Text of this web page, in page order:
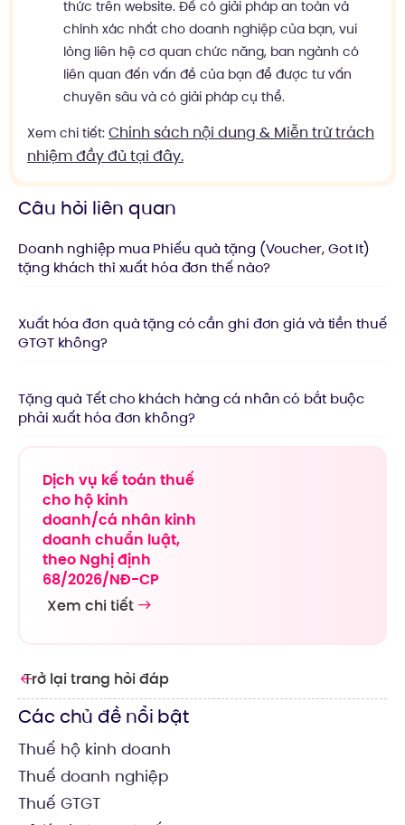
Trở lại trang hỏi đáp
Các chủ đề nổi bật
Thuế hộ kinh doanh
Thuế doanh nghiệp
Thuế GTGT
thức trên website. Để có giải pháp an toàn và
chính xác nhất cho doanh nghiệp của bạn, vui
lòng liên hệ cơ quan chức năng, ban ngành có
liên quan đến vấn đề của bạn để được tư vấn
chuyên sâu và có giải pháp cụ thể.
Xem chi tiết: Chính sách nội dung & Miễn trừ trách
nhiệm đầy đủ tại đây.
Câu hỏi liên quan
Doanh nghiệp mua Phiếu quà tặng (Voucher, Got It)
tặng khách thì xuất hóa đơn thế nào?
Xuất hóa đơn quà tặng có cần ghi đơn giá và tiền thuế
GTGT không?
Tặng quà Tết cho khách hàng cá nhân có bắt buộc
phải xuất hóa đơn không?
Dịch vụ kế toán thuế
cho hộ kinh
doanh/cá nhân kinh
doanh chuẩn luật,
theo Nghị định
68/2026/NĐ-CP
Xem chi tiết